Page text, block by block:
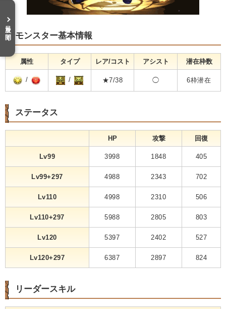
モンスター基本情報
属性 タイプ レア/コスト アシスト 潜在枠数
/ / ★7/38 ◯ 6枠潜在
ステータス
HP 攻撃 回復
Lv99 3998 1848 405
Lv99+297 4988 2343 702
Lv110 4998 2310 506
Lv110+297 5988 2805 803
Lv120 5397 2402 527
Lv120+297 6387 2897 824
リーダースキル
目次を開く